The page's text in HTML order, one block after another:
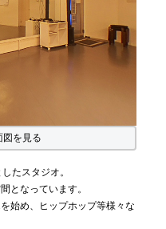
図を見る
たスタジオ。
となっています。
始め、ヒップホップ等様々な